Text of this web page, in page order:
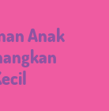
Anak